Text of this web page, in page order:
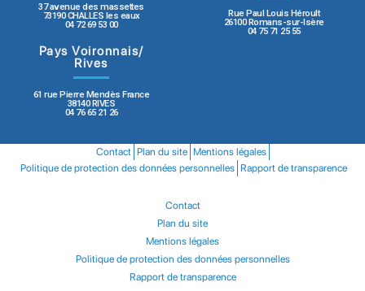
37 avenue des massettes
73190 CHALLES les eaux
04 72 69 53 00
Rue Paul Louis Héroult
26100 Romans-sur-Isère
04 75 71 25 55
Pays Voironnais/
Rives
61 rue Pierre Mendès France
38140 RIVES
04 76 65 21 26
Contact Plan du site Mentions légales
Politique de protection des données personnelles Rapport de transparence
Contact
Plan du site
Mentions légales
Politique de protection des données personnelles
Rapport de transparence